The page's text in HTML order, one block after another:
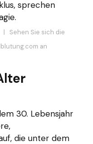
sprechen
| Sehen Sie sich die
an
30. Lebensjahr
die unter dem